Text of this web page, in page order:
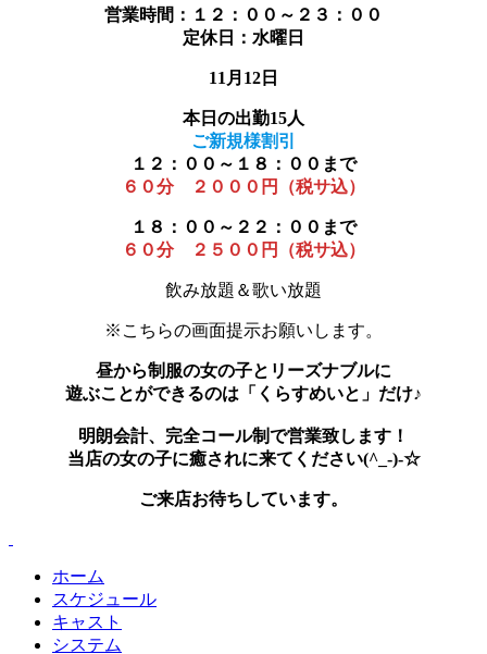
営業時間：１２：００～２３：００
定休日：水曜日
11月12日
本日の出勤15人
ご新規様割引
１２：００～１８：００まで
６０分 ２０００円（税サ込）
１８：００～２２：００まで
６０分 ２５００円（税サ込）
飲み放題＆歌い放題
※こちらの画面提示お願いします。
昼から制服の女の子とリーズナブルに
遊ぶことができるのは「くらすめいと」だけ♪
明朗会計、完全コール制で営業致します！
当店の女の子に癒されに来てください(^_-)-☆
ご来店お待ちしています。
ホーム
スケジュール
キャスト
システム